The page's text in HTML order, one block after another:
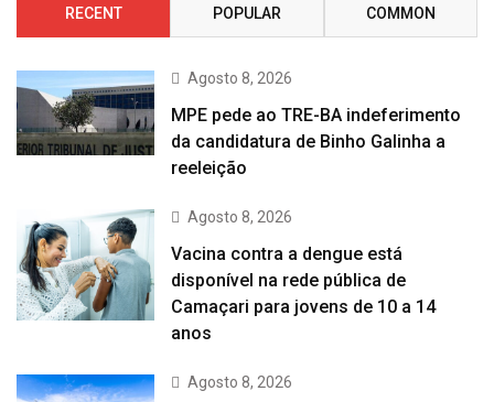
RECENT POPULAR COMMON
Agosto 8, 2026
MPE pede ao TRE-BA indeferimento
da candidatura de Binho Galinha a
reeleição
Agosto 8, 2026
Vacina contra a dengue está
disponível na rede pública de
Camaçari para jovens de 10 a 14
anos
Agosto 8, 2026